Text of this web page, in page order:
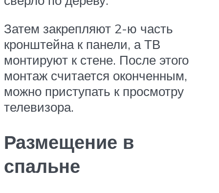
Затем закрепляют 2-ю часть
кронштейна к панели, а ТВ
монтируют к стене. После этого
монтаж считается оконченным,
можно приступать к просмотру
телевизора.
Размещение в
спальне